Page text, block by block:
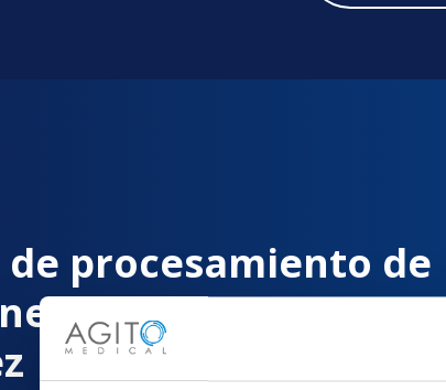
de procesamiento de
entregadas con